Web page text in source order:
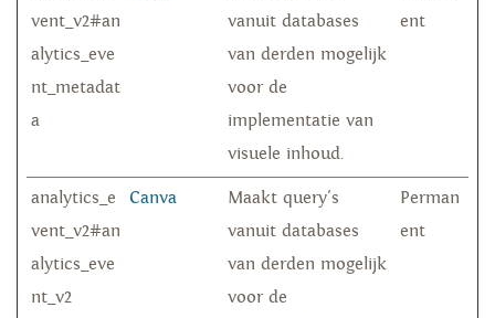
vent_v2#an
alytics_eve
nt_metadat
a
vanuit databases
van derden mogelijk
voor de
implementatie van
visuele inhoud.
ent
analytics_e
vent_v2#an
alytics_eve
nt_v2
Canva
Maakt query's
vanuit databases
van derden mogelijk
voor de
Perman
ent